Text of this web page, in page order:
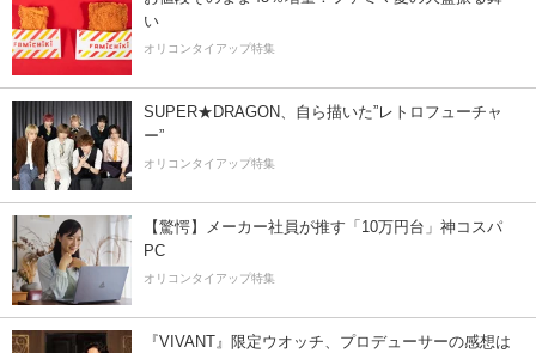
い
オリコンタイアップ特集
SUPER★DRAGON、自ら描いた”レトロフューチャ
ー”
オリコンタイアップ特集
【驚愕】メーカー社員が推す「10万円台」神コスパ
PC
オリコンタイアップ特集
『VIVANT』限定ウオッチ、プロデューサーの感想は